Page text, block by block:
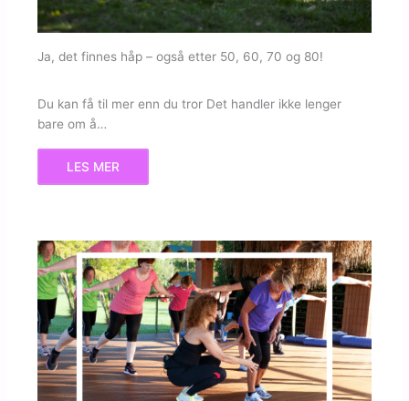
Ja, det finnes håp – også etter 50, 60, 70 og 80!
Du kan få til mer enn du tror Det handler ikke lenger
bare om å…
LES MER